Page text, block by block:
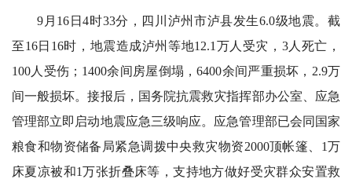
9月16日4时33分，四川泸州市泸县发生6.0级地震。截
至16日16时，地震造成泸州等地12.1万人受灾，3人死亡，
100人受伤；1400余间房屋倒塌，6400余间严重损坏，2.9万
间一般损坏。接报后，国务院抗震救灾指挥部办公室、应急
管理部立即启动地震应急三级响应。应急管理部已会同国家
粮食和物资储备局紧急调拨中央救灾物资2000顶帐篷、1万
床夏凉被和1万张折叠床等，支持地方做好受灾群众安置救